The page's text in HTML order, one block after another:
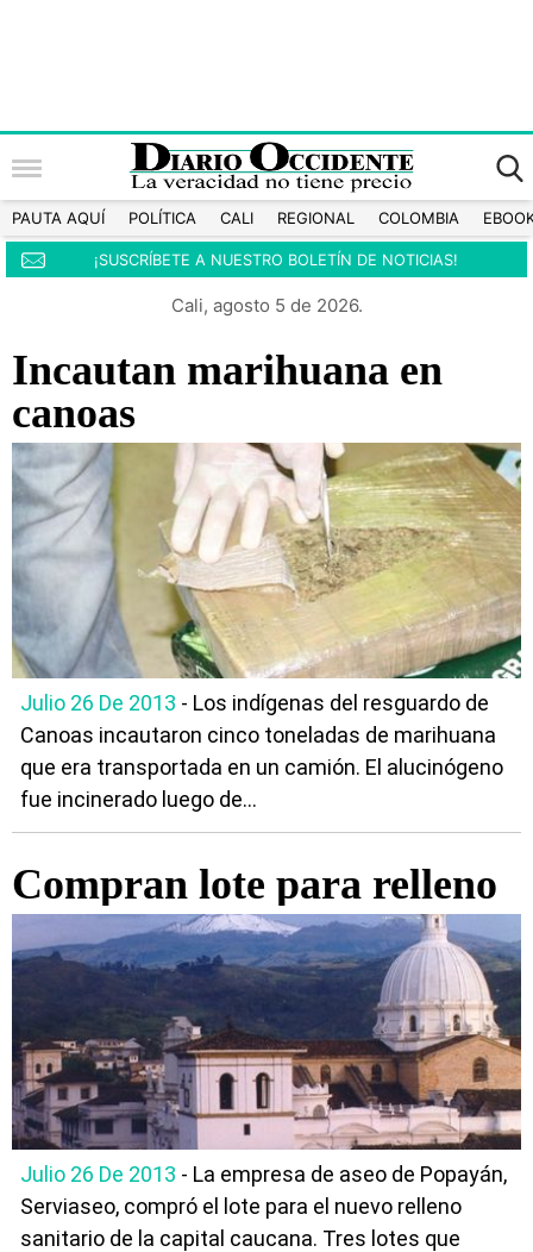
PAUTA AQUÍ POLÍTICA CALI REGIONAL COLOMBIA
¡SUSCRÍBETE A NUESTRO BOLETÍN DE NOTICIAS!
Cali, agosto 5 de 2026.
Incautan marihuana en
canoas
Julio 26 De 2013 - Los indígenas del resguardo de
Canoas incautaron cinco toneladas de marihuana
que era transportada en un camión. El alucinógeno
fue incinerado luego de...
Compran lote para relleno
Julio 26 De 2013 - La empresa de aseo de Popayán,
Serviaseo, compró el lote para el nuevo relleno
sanitario de la capital caucana. Tres lotes que